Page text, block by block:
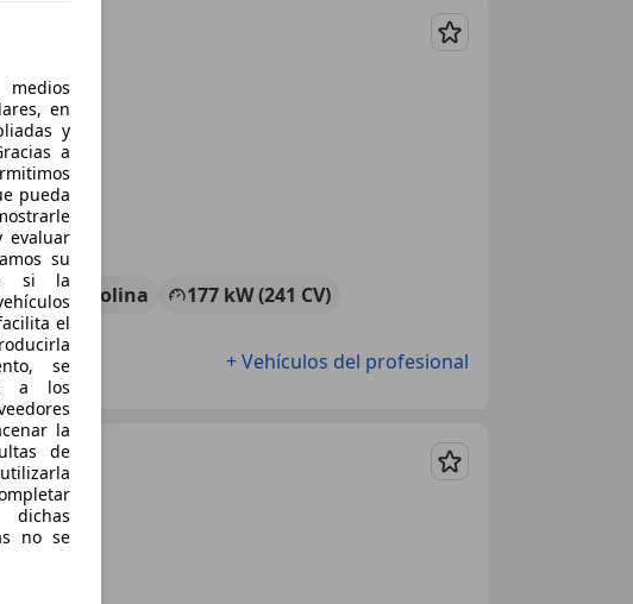
Guardar
Gasolina
177 kW (241 CV)
+ Vehículos del profesional
Guardar
en
y
a
pueda
evaluar
su
si la
el
se
a los
la
de
no se